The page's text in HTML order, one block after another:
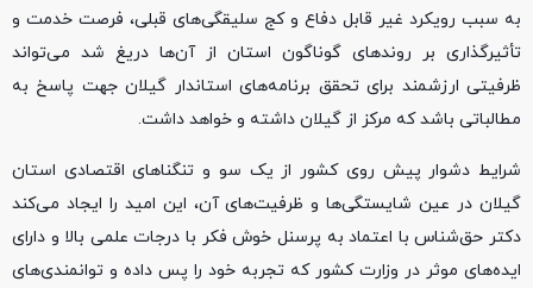
به سبب رویکرد غیر قابل دفاع و کج سلیقگی‌های قبلی، فرصت خدمت و
تأثیرگذاری بر روندهای گوناگون استان از آن‌ها دریغ شد می‌تواند
ظرفیتی ارزشمند برای تحقق برنامه‌های استاندار گیلان جهت پاسخ به
مطالباتی باشد که مرکز از گیلان داشته و خواهد داشت.
شرایط دشوار پیش روی کشور از یک سو و تنگناهای اقتصادی استان
گیلان در عین شایستگی‌ها و ظرفیت‌های آن، این امید را ایجاد می‌کند
دکتر حق‌شناس با اعتماد به پرسنل خوش فکر با درجات علمی بالا و دارای
ایده‌های موثر در وزارت کشور که تجربه خود را پس داده و توانمندی‌های